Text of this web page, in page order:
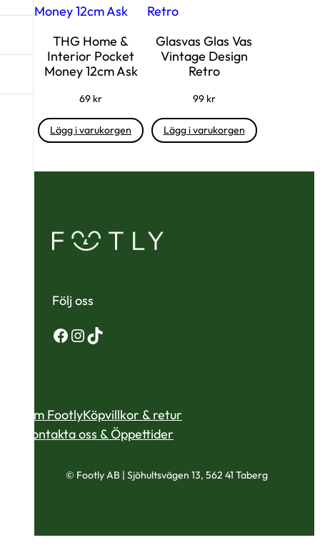
THG Home &
Interior Pocket
Money 12cm Ask
69 kr
Lägg i varukorgen
Glasvas Glas Vas
Vintage Design
Retro
99 kr
Lägg i varukorgen
Följ oss
Facebook
Instagram
TikTok
Om FootlyKöpvillkor & retur
Kontakta oss & Öppettider
© Footly AB | Sjöhultsvägen 13, 562 41 Taberg